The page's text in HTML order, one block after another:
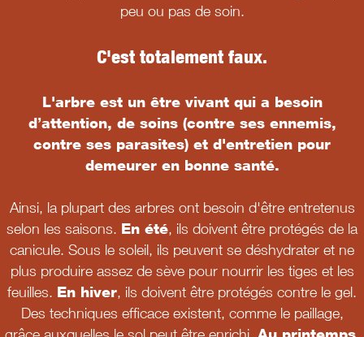
peu ou pas de soin.
C'est totalement faux.
L'arbre est un être vivant qui a besoin
d’attention, de soins (contre ses ennemis,
contre ses parasites) et d'entretien pour
demeurer en bonne santé.
Ainsi, la plupart des arbres ont besoin d'être entretenus
selon les saisons. En été, ils doivent être protégés de la
canicule. Sous le soleil, ils peuvent se déshydrater et ne
plus produire assez de sève pour nourrir les tiges et les
feuilles. En hiver, ils doivent être protégés contre le gel.
Des techniques efficace existent, comme le paillage,